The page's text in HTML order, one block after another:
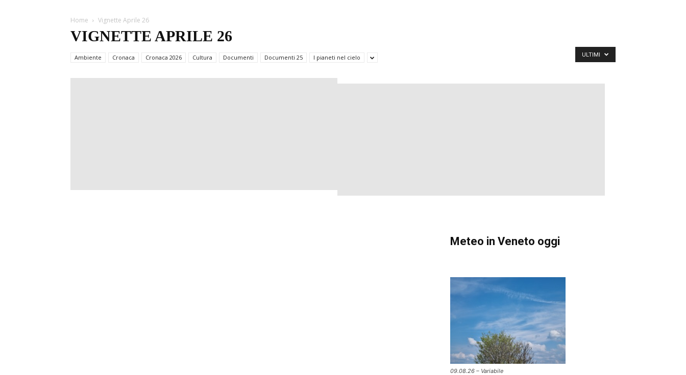
Home Vignette Aprile 26
VIGNETTE APRILE 26
Ambiente Cronaca Cronaca 2026 Cultura Documenti Documenti 25 I pianeti nel cielo ULTIMI
Meteo in Veneto oggi
09.08.26 – Variabile